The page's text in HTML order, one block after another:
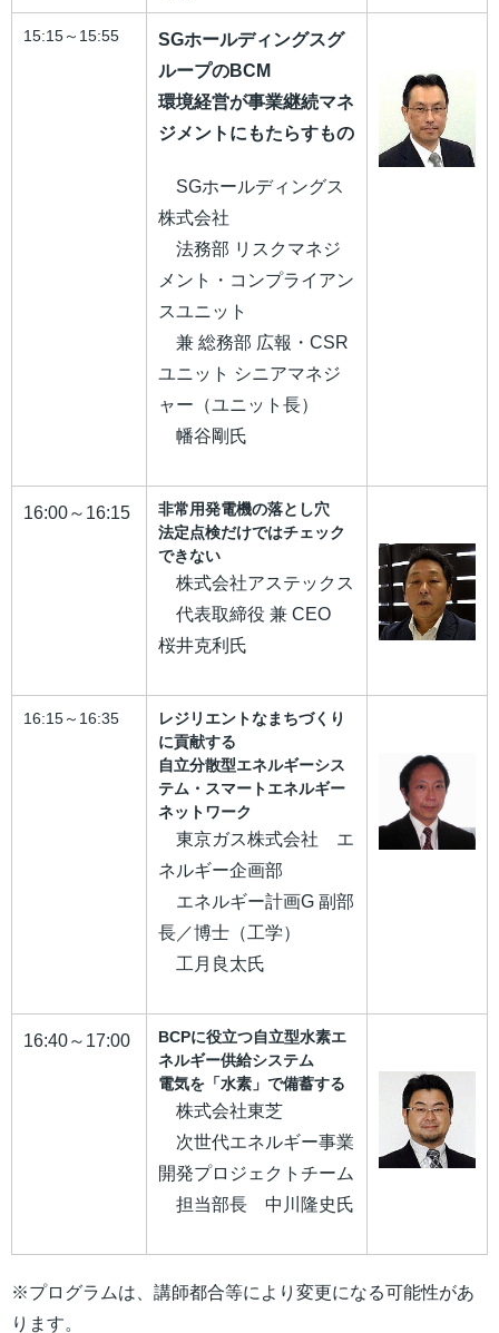
15:15～15:55
SGホールディングスグ
ループのBCM
環境経営が事業継続マネ
ジメントにもたらすもの
SGホールディングス
株式会社
法務部 リスクマネジ
メント・コンプライアン
スユニット
兼 総務部 広報・CSR
ユニット シニアマネジ
ャー（ユニット長）
幡谷剛氏
16:00～16:15
非常用発電機の落とし穴
法定点検だけではチェック
できない
株式会社アステックス
代表取締役 兼 CEO
桜井克利氏
16:15～16:35
レジリエントなまちづくり
に貢献する
自立分散型エネルギーシス
テム・スマートエネルギー
ネットワーク
東京ガス株式会社 エ
ネルギー企画部
エネルギー計画G 副部
長／博士（工学）
工月良太氏
16:40～17:00
BCPに役立つ自立型水素エ
ネルギー供給システム
電気を「水素」で備蓄する
株式会社東芝
次世代エネルギー事業
開発プロジェクトチーム
担当部長 中川隆史氏
※プログラムは、講師都合等により変更になる可能性があ
ります。